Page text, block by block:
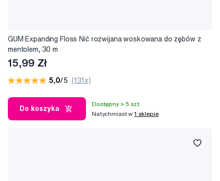
GUM Expanding Floss Nić rozwijana woskowana do zębów z
mentolem, 30 m
15,99 Zł
5,0/5 (131x)
Do koszyka
Dostępny > 5 szt
Natychmiast w1 sklepie